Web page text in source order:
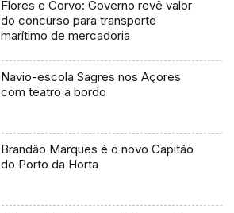
Flores e Corvo: Governo revê valor
do concurso para transporte
marítimo de mercadoria
Navio-escola Sagres nos Açores
com teatro a bordo
Brandão Marques é o novo Capitão
do Porto da Horta